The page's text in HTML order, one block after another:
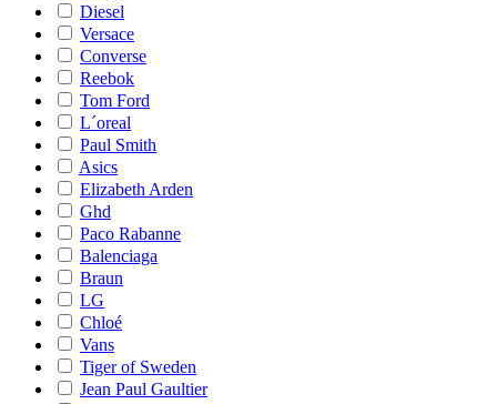
Diesel
Versace
Converse
Reebok
Tom Ford
L´oreal
Paul Smith
Asics
Elizabeth Arden
Ghd
Paco Rabanne
Balenciaga
Braun
LG
Chloé
Vans
Tiger of Sweden
Jean Paul Gaultier